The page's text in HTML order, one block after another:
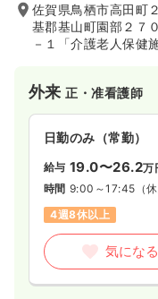
佐賀県鳥栖市高田町
基郡基山町園部２７
－１「介護老人保健
外来正・准看護師
日勤のみ（常勤）
給与 19.0〜26.2万
時間 9:00～17:45 （
4週8休以上
気になる